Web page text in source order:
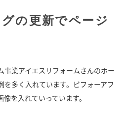
の更新でページ
事業アイエスリフォームさんのホー
を多く入れています。ビフォーアフ
を入れていっています。